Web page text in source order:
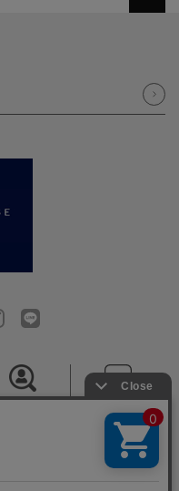
お問い合せ
特定商取引法に基づく表記